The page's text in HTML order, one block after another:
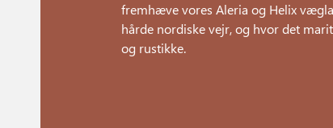
fremhæve vores Aleria og Helix
hårde nordiske vejr, og hvor det
og rustikke.